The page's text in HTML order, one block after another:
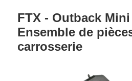
FTX - Outback
Ensemble de
carrosserie